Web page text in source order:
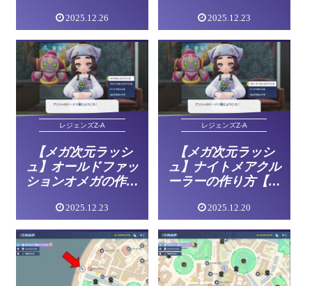
2025.12.26
ZA】
2025.12.23
レジェンズZ-A
【メガ次元ラッシ
ュ】オールドファッ
ションオメガの作り
2025.12.23
レジェンズZ-A
【メガ次元ラッシ
ュ】ナイトメアクル
ーラーの作り方【レ
2025.12.20